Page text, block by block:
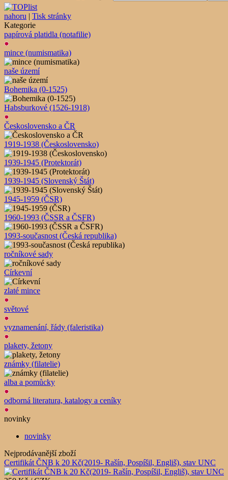
nahoru | Tisk stránky
Kategorie
papírová platidla (notafilie)
mince (numismatika)
naše území
Bohemika (0-1525)
Habsburkové (1526-1918)
Československo a ČR
1919-1938 (Československo)
1939-1945 (Protektorát)
1939-1945 (Slovenský Štát)
1945-1959 (ČSR)
1960-1993 (ČSSR a ČSFR)
1993-současnost (Česká republika)
ročníkové sady
Církevní
zlaté mince
světové
vyznamenání, řády (faleristika)
plakety, žetony
známky (filatelie)
alba a pomůcky
odborná literatura, katalogy a ceníky
novinky
novinky
Nejprodávanější zboží
Certifikát ČNB k 20 Kč(2019- Rašín, Pospíšil, Engliš), stav UNC